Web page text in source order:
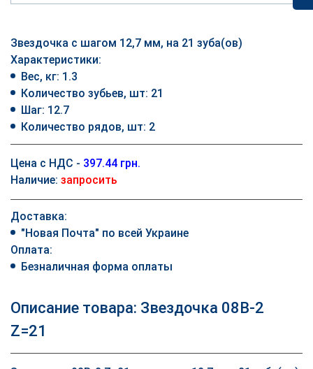
Звездочка с шагом 12,7 мм, на 21 зуба(ов)
Характеристики:
Вес, кг: 1.3
Количество зубьев, шт: 21
Шаг: 12.7
Количество рядов, шт: 2
Цена с НДС - 397.44 грн.
Наличие: запросить
Доставка:
"Новая Почта" по всей Украине
Оплата:
Безналичная форма оплаты
Описание товара: Звездочка 08B-2
Z=21